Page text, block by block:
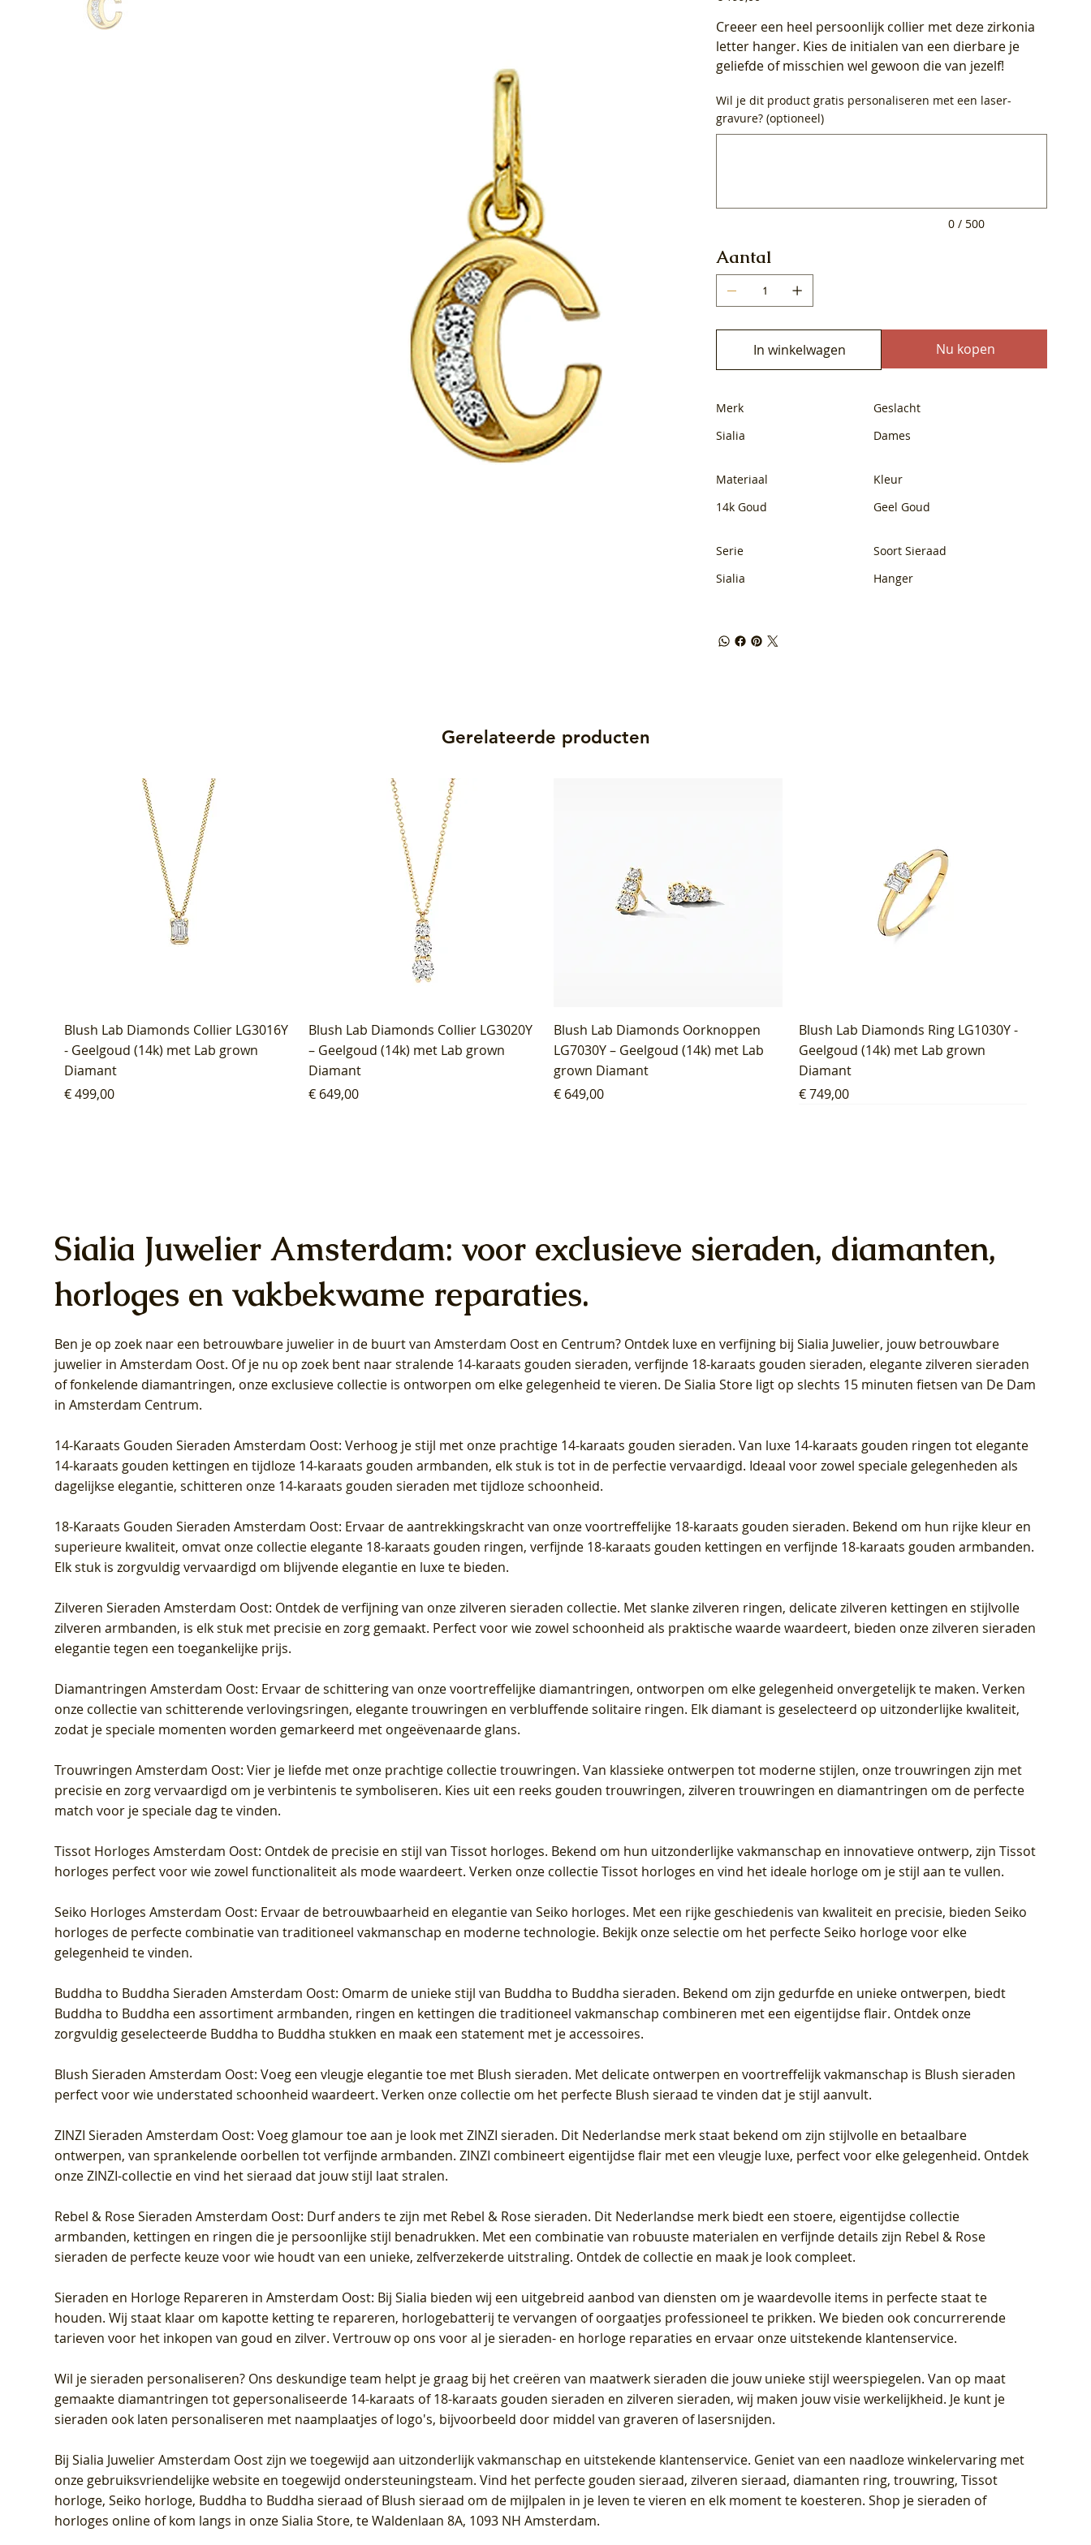
Creeer een heel persoonlijk collier met deze zirkonia
letter hanger. Kies de initialen van een dierbare je
geliefde of misschien wel gewoon die van jezelf!
Wil je dit product gratis personaliseren met een laser-
gravure? (optioneel)
0 / 500
Aantal
In winkelwagen Nu kopen
Merk
Sialia
Geslacht
Dames
Materiaal
14k Goud
Kleur
Geel Goud
Serie
Sialia
Soort Sieraad
Hanger
Gerelateerde producten
Blush Lab Diamonds Collier LG3016Y
- Geelgoud (14k) met Lab grown
Diamant
Prijs
€ 499,00
Blush Lab Diamonds Collier LG3020Y
– Geelgoud (14k) met Lab grown
Diamant
Prijs
€ 649,00
Blush Lab Diamonds Oorknoppen
LG7030Y – Geelgoud (14k) met Lab
grown Diamant
Prijs
€ 649,00
Blush Lab Diamonds Ring LG1030Y -
Geelgoud (14k) met Lab grown
Diamant
Prijs
€ 749,00
Blush Lab Diamonds Oorhangers
LG9006Y/S - Geelgoud (14k) met Lab
grown Diamant
Blush Lab Diamonds Oorhangers
LG9007Y/S - Geelgoud (14k) met Lab
grown Diamant
Blush Lab Diamonds Ring LG1028Y -
Geelgoud (14k) met Lab grown
Diamant
Blush Lab Diamonds Collier LG3014Y
- Geelgoud (14k) met Lab grown
Diamant
Blush Lab Diamonds Collier LG3019Y
– Geelgoud (14k) met Lab grown
Diamant
Blush Lab Diamonds Ring LG1042Y –
Geelgoud (14k) met Lab grown
Diamant
Blush Lab Diamonds Oorknoppen
LG7027Y - Geelgoud (14k) met Lab
grown Diamant
Blush Lab Diamonds Ring LG1029Y -
Geelgoud (14k) met Lab grown
Diamant
Blush Lab Diamonds Ring LG1031Y -
Geelgoud (14k) met Lab grown
Diamant
Blush Lab Diamonds Ring LG1044Y –
Geelgoud (14k) met Lab grown
Diamant
Blush Lab Diamonds Oorknoppen
LG7026Y - Geelgoud (14k) met Lab
grown Diamant
Blush Lab Diamonds Oorknoppen
LG7033Y – Geelgoud (14k) met Lab
grown Diamant
Sialia Juwelier Amsterdam: voor exclusieve sieraden, diamanten,
horloges en vakbekwame reparaties.
Ben je op zoek naar een betrouwbare juwelier in de buurt van Amsterdam Oost en Centrum? Ontdek luxe en verfijning bij Sialia Juwelier, jouw betrouwbare
juwelier in Amsterdam Oost. Of je nu op zoek bent naar stralende 14-karaats gouden sieraden, verfijnde 18-karaats gouden sieraden, elegante zilveren sieraden
of fonkelende diamantringen, onze exclusieve collectie is ontworpen om elke gelegenheid te vieren. De Sialia Store ligt op slechts 15 minuten fietsen van De Dam
in Amsterdam Centrum.
14-Karaats Gouden Sieraden Amsterdam Oost: Verhoog je stijl met onze prachtige 14-karaats gouden sieraden. Van luxe 14-karaats gouden ringen tot elegante
14-karaats gouden kettingen en tijdloze 14-karaats gouden armbanden, elk stuk is tot in de perfectie vervaardigd. Ideaal voor zowel speciale gelegenheden als
dagelijkse elegantie, schitteren onze 14-karaats gouden sieraden met tijdloze schoonheid.
18-Karaats Gouden Sieraden Amsterdam Oost: Ervaar de aantrekkingskracht van onze voortreffelijke 18-karaats gouden sieraden. Bekend om hun rijke kleur en
superieure kwaliteit, omvat onze collectie elegante 18-karaats gouden ringen, verfijnde 18-karaats gouden kettingen en verfijnde 18-karaats gouden armbanden.
Elk stuk is zorgvuldig vervaardigd om blijvende elegantie en luxe te bieden.
Zilveren Sieraden Amsterdam Oost: Ontdek de verfijning van onze zilveren sieraden collectie. Met slanke zilveren ringen, delicate zilveren kettingen en stijlvolle
zilveren armbanden, is elk stuk met precisie en zorg gemaakt. Perfect voor wie zowel schoonheid als praktische waarde waardeert, bieden onze zilveren sieraden
elegantie tegen een toegankelijke prijs.
Diamantringen Amsterdam Oost: Ervaar de schittering van onze voortreffelijke diamantringen, ontworpen om elke gelegenheid onvergetelijk te maken. Verken
onze collectie van schitterende verlovingsringen, elegante trouwringen en verbluffende solitaire ringen. Elk diamant is geselecteerd op uitzonderlijke kwaliteit,
zodat je speciale momenten worden gemarkeerd met ongeëvenaarde glans.
Trouwringen Amsterdam Oost: Vier je liefde met onze prachtige collectie trouwringen. Van klassieke ontwerpen tot moderne stijlen, onze trouwringen zijn met
precisie en zorg vervaardigd om je verbintenis te symboliseren. Kies uit een reeks gouden trouwringen, zilveren trouwringen en diamantringen om de perfecte
match voor je speciale dag te vinden.
Tissot Horloges Amsterdam Oost: Ontdek de precisie en stijl van Tissot horloges. Bekend om hun uitzonderlijke vakmanschap en innovatieve ontwerp, zijn Tissot
horloges perfect voor wie zowel functionaliteit als mode waardeert. Verken onze collectie Tissot horloges en vind het ideale horloge om je stijl aan te vullen.
Seiko Horloges Amsterdam Oost: Ervaar de betrouwbaarheid en elegantie van Seiko horloges. Met een rijke geschiedenis van kwaliteit en precisie, bieden Seiko
horloges de perfecte combinatie van traditioneel vakmanschap en moderne technologie. Bekijk onze selectie om het perfecte Seiko horloge voor elke
gelegenheid te vinden.
Buddha to Buddha Sieraden Amsterdam Oost: Omarm de unieke stijl van Buddha to Buddha sieraden. Bekend om zijn gedurfde en unieke ontwerpen, biedt
Buddha to Buddha een assortiment armbanden, ringen en kettingen die traditioneel vakmanschap combineren met een eigentijdse flair. Ontdek onze
zorgvuldig geselecteerde Buddha to Buddha stukken en maak een statement met je accessoires.
Blush Sieraden Amsterdam Oost: Voeg een vleugje elegantie toe met Blush sieraden. Met delicate ontwerpen en voortreffelijk vakmanschap is Blush sieraden
perfect voor wie understated schoonheid waardeert. Verken onze collectie om het perfecte Blush sieraad te vinden dat je stijl aanvult.
ZINZI Sieraden Amsterdam Oost: Voeg glamour toe aan je look met ZINZI sieraden. Dit Nederlandse merk staat bekend om zijn stijlvolle en betaalbare
ontwerpen, van sprankelende oorbellen tot verfijnde armbanden. ZINZI combineert eigentijdse flair met een vleugje luxe, perfect voor elke gelegenheid. Ontdek
onze ZINZI-collectie en vind het sieraad dat jouw stijl laat stralen.
Rebel & Rose Sieraden Amsterdam Oost: Durf anders te zijn met Rebel & Rose sieraden. Dit Nederlandse merk biedt een stoere, eigentijdse collectie
armbanden, kettingen en ringen die je persoonlijke stijl benadrukken. Met een combinatie van robuuste materialen en verfijnde details zijn Rebel & Rose
sieraden de perfecte keuze voor wie houdt van een unieke, zelfverzekerde uitstraling. Ontdek de collectie en maak je look compleet.
Sieraden en Horloge Repareren in Amsterdam Oost: Bij Sialia bieden wij een uitgebreid aanbod van diensten om je waardevolle items in perfecte staat te
houden. Wij staat klaar om kapotte ketting te repareren, horlogebatterij te vervangen of oorgaatjes professioneel te prikken. We bieden ook concurrerende
tarieven voor het inkopen van goud en zilver. Vertrouw op ons voor al je sieraden- en horloge reparaties en ervaar onze uitstekende klantenservice.
Wil je sieraden personaliseren? Ons deskundige team helpt je graag bij het creëren van maatwerk sieraden die jouw unieke stijl weerspiegelen. Van op maat
gemaakte diamantringen tot gepersonaliseerde 14-karaats of 18-karaats gouden sieraden en zilveren sieraden, wij maken jouw visie werkelijkheid. Je kunt je
sieraden ook laten personaliseren met naamplaatjes of logo's, bijvoorbeeld door middel van graveren of lasersnijden.
BijSialia Juwelier Amsterdam Oostzijn we toegewijd aan uitzonderlijk vakmanschap en uitstekende klantenservice. Geniet van een naadloze winkelervaring met
onze gebruiksvriendelijke website en toegewijd ondersteuningsteam. Vind het perfecte gouden sieraad, zilveren sieraad, diamanten ring, trouwring, Tissot
horloge, Seiko horloge, Buddha to Buddha sieraad of Blush sieraad om de mijlpalen in je leven te vieren en elk moment te koesteren. Shop je sieraden of
horloges online of kom langs in onze Sialia Store, te Waldenlaan 8A, 1093 NH Amsterdam.